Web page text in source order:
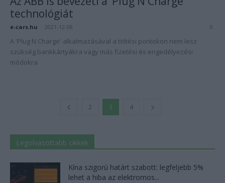
technológiát
e-cars.hu 2021-12-08 0
A 'Plug N Charge' alkalmazásával a töltési pontokon nem lesz
szükség bankkártyákra vagy más fizetési és engedélyezési
módokra
2 3 4
Legolvasottabb cikkek
Kína szigorú határt szabott: legfeljebb 5%
lehet a hiba az elektromos...